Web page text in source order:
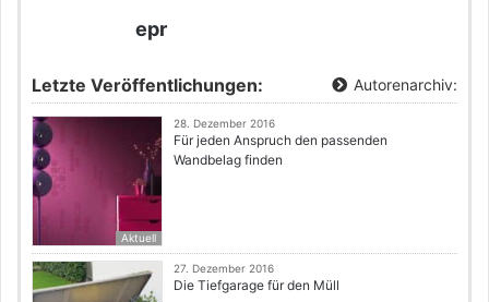
epr
Letzte Veröffentlichungen: Autorenarchiv:
Aktuell
28. Dezember 2016
Für jeden Anspruch den passenden
Wandbelag finden
27. Dezember 2016
Die Tiefgarage für den Müll